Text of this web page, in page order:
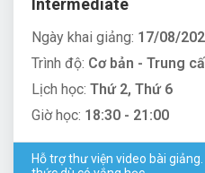
Intermediate
Ngày khai giảng: 17/08/
Trình độ: Cơ bản - Trung
Lịch học: Thứ 2, Thứ 6
Giờ học: 18:30 - 21:00
Hỗ trợ thư viện video bài